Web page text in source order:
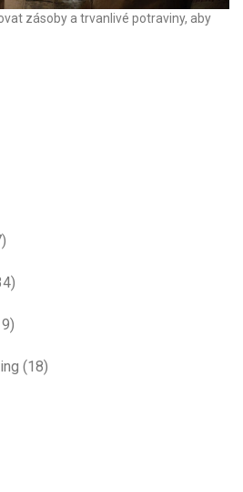
zásoby a trvanlivé potraviny, aby
(18)